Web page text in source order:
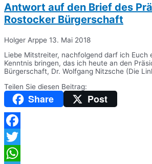
Antwort auf den Brief des
Rostocker Bürgerschaft
Holger Arppe 13. Mai 2018
Liebe Mitstreiter, nachfolgend darf ich Euch
Kenntnis bringen, das ich heute an den
Bürgerschaft, Dr. Wolfgang Nitzsche (Die
Teilen Sie diesen Beitrag:
Share Post
Facebook
Twitter